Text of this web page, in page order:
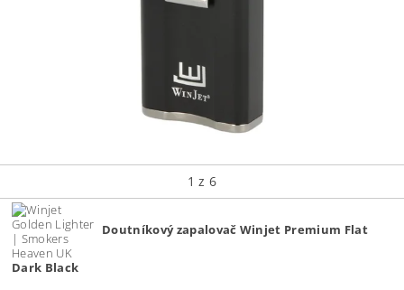
1 z 6
Doutníkový zapalovač Winjet Premium Flat
Dark Black